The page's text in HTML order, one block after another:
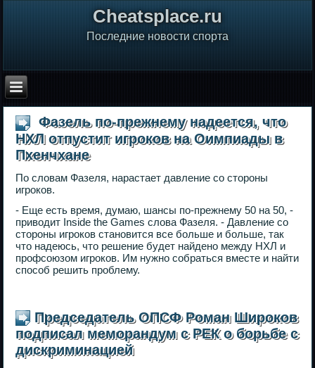
Сheatsplace.ru
Последние новости спорта
Фазель по-прежнему надеется, что
НХЛ отпустит игроков на Оимпиады в
Пхенчхане
По словам Фазеля, нарастает давление со стороны
игроков.
- Еще есть время, думаю, шансы по-прежнему 50 на 50, -
приводит Inside the Games слова Фазеля. - Давление со
стороны игроков становится все больше и больше, так
что надеюсь, что решение будет найдено между НХЛ и
профсоюзом игроков. Им нужно собраться вместе и найти
способ решить проблему.
Председатель ОПСФ Роман Широков
подписал меморандум с РЕК о борьбе с
дискриминацией